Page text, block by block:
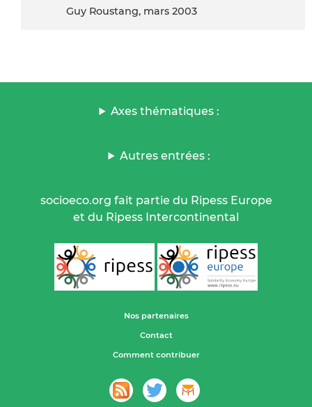
Guy Roustang, mars 2003
Axes thématiques :
Autres entrées :
socioeco.org fait partie du Ripess Europe
et du Ripess Intercontinental
Nos partenaires
Contact
Comment contribuer